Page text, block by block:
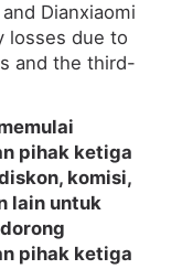
Dianxiaomi
losses due to
and the third-
pihak ketiga
komisi,
lain untuk
pihak ketiga